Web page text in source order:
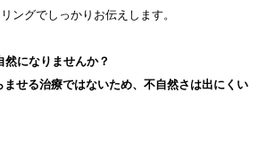
ングでしっかりお伝えします。
になりませんか？
ませる治療ではないため、不自然さは出にくい